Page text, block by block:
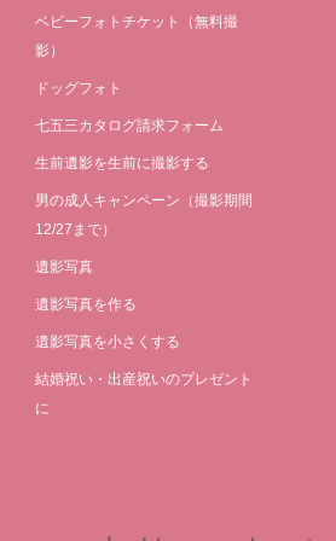
ベビーフォトチケット（無料撮
影）
ドッグフォト
七五三カタログ請求フォーム
生前遺影を生前に撮影する
男の成人キャンペーン（撮影期間
12/27まで）
遺影写真
遺影写真を作る
遺影写真を小さくする
結婚祝い・出産祝いのプレゼント
に